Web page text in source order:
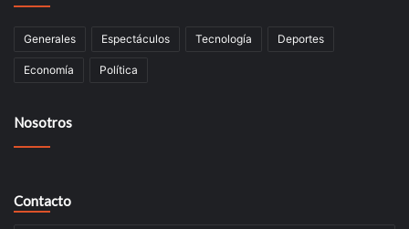
Generales Espectáculos Tecnología Deportes
Economía Política
Nosotros
Contacto